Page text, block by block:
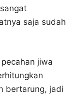
saja sudah
jiwa
bertarung, jadi